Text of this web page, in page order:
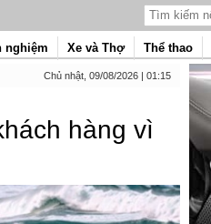
nghiệm Xe và Thợ Thể thao
Chủ nhật, 09/08/2026 | 01:15
hàng vì